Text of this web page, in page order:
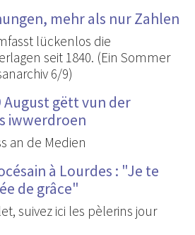
mehr als nur Zahlen
lückenlos die
seit 1840. (Ein Sommer
6/9)
August gëtt vun der
iwwerdroen
an de Medien
à Lourdes : "Je te
de grâce"
suivez ici les pèlerins jour